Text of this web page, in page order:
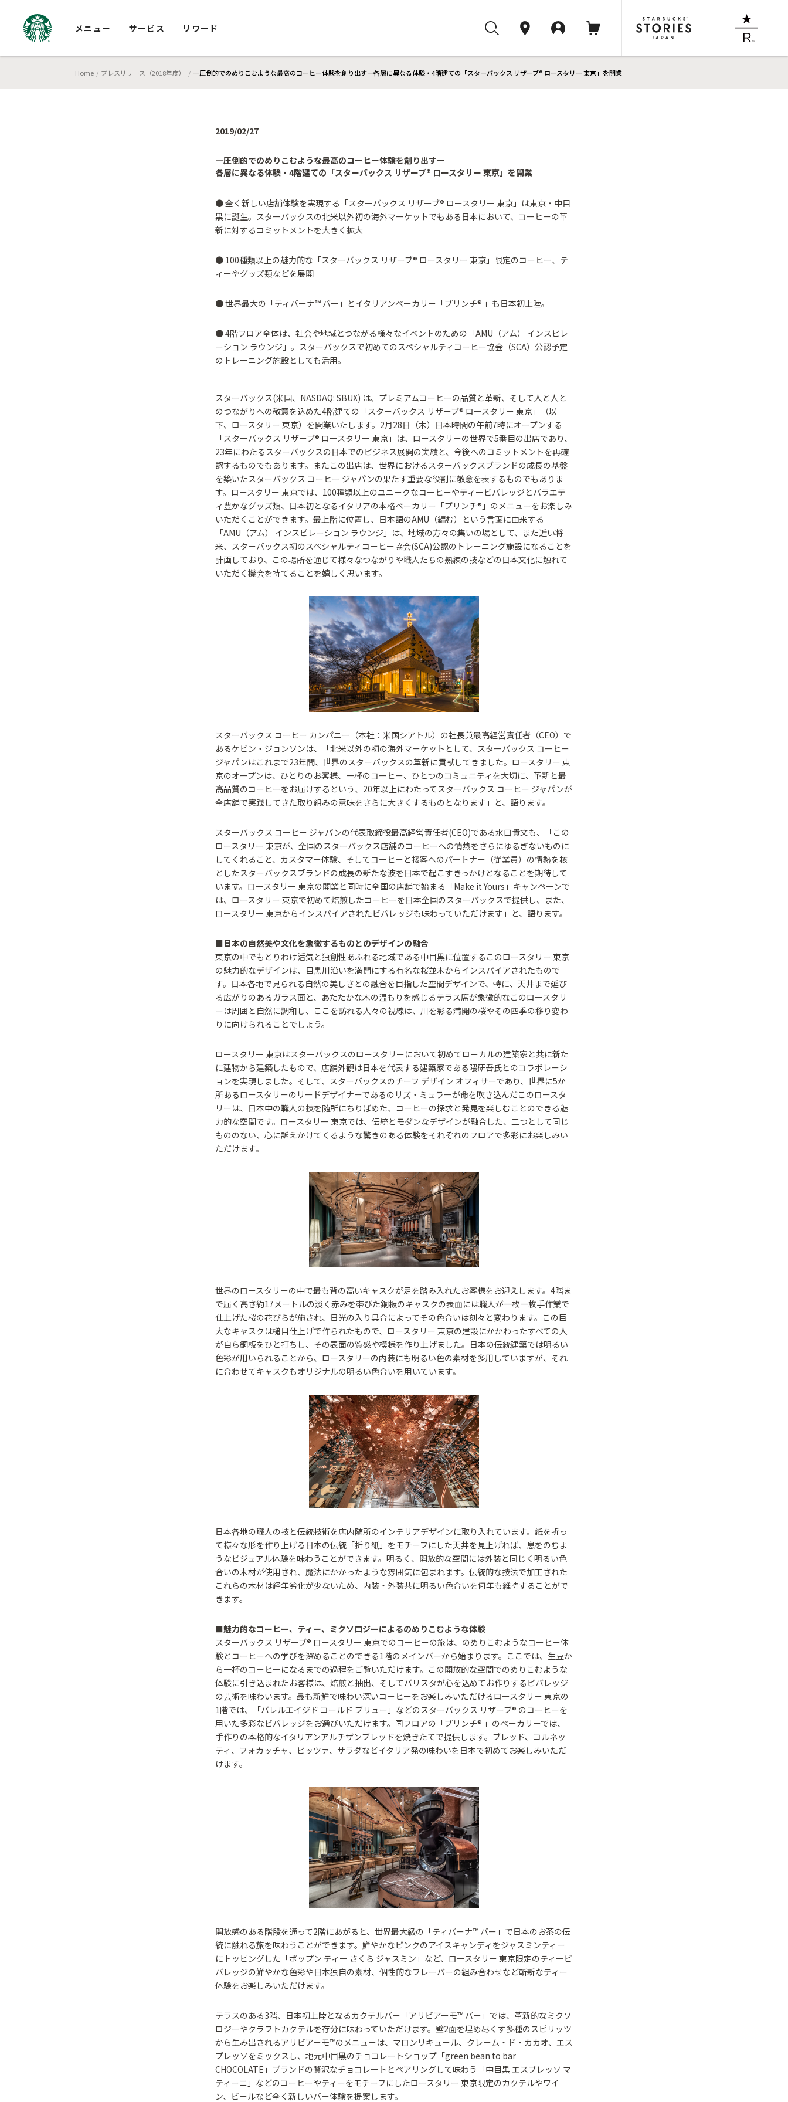
メニュー サービス リワード
Home プレスリリース（2018年度） ―圧倒的でのめりこむような最高のコーヒー体験を創り出すー各層に異なる体験・4階建ての「スターバックス リザーブ® ロースタリー 東京」を開業
2019/02/27
―圧倒的でのめりこむような最高のコーヒー体験を創り出すー
各層に異なる体験・4階建ての「スターバックス リザーブ® ロースタリー 東京」を開業
● 全く新しい店舗体験を実現する「スターバックス リザーブ® ロースタリー 東京」は東京・中目
黒に誕生。スターバックスの北米以外初の海外マーケットでもある日本において、コーヒーの革
新に対するコミットメントを大きく拡大
● 100種類以上の魅力的な「スターバックス リザーブ® ロースタリー 東京」限定のコーヒー、テ
ィーやグッズ類などを展開
● 世界最大の「ティバーナ™ バー」とイタリアンベーカリー「プリンチ® 」も日本初上陸。
● 4階フロア全体は、社会や地域とつながる様々なイベントのための「AMU（アム） インスピレ
ーション ラウンジ」。スターバックスで初めてのスペシャルティコーヒー協会（SCA）公認予定
のトレーニング施設としても活用。
スターバックス(米国、NASDAQ: SBUX) は、プレミアムコーヒーの品質と革新、そして人と人と
のつながりへの敬意を込めた4階建ての「スターバックス リザーブ® ロースタリー 東京」（以
下、ロースタリー 東京）を開業いたします。2月28日（木）日本時間の午前7時にオープンする
「スターバックス リザーブ® ロースタリー 東京」は、ロースタリーの世界で5番目の出店であり、
23年にわたるスターバックスの日本でのビジネス展開の実績と、今後へのコミットメントを再確
認するものでもあります。またこの出店は、世界におけるスターバックスブランドの成長の基盤
を築いたスターバックス コーヒー ジャパンの果たす重要な役割に敬意を表するものでもありま
す。ロースタリー 東京では、100種類以上のユニークなコーヒーやティービバレッジとバラエテ
ィ豊かなグッズ類、日本初となるイタリアの本格ベーカリー「プリンチ®」のメニューをお楽しみ
いただくことができます。最上階に位置し、日本語のAMU（編む）という言葉に由来する
「AMU（アム） インスピレーション ラウンジ」は、地域の方々の集いの場として、また近い将
来、スターバックス初のスペシャルティコーヒー協会(SCA)公認のトレーニング施設になることを
計画しており、この場所を通じて様々なつながりや職人たちの熟練の技などの日本文化に触れて
いただく機会を持てることを嬉しく思います。
スターバックス コーヒー カンパニー（本社：米国シアトル）の社長兼最高経営責任者（CEO）で
あるケビン・ジョンソンは、「北米以外の初の海外マーケットとして、スターバックス コーヒー
ジャパンはこれまで23年間、世界のスターバックスの革新に貢献してきました。ロースタリー 東
京のオープンは、ひとりのお客様、一杯のコーヒー、ひとつのコミュニティを大切に、革新と最
高品質のコーヒーをお届けするという、20年以上にわたってスターバックス コーヒー ジャパンが
全店舗で実践してきた取り組みの意味をさらに大きくするものとなります」と、語ります。
スターバックス コーヒー ジャパンの代表取締役最高経営責任者(CEO)である水口貴文も、「この
ロースタリー 東京が、全国のスターバックス店舗のコーヒーへの情熱をさらにゆるぎないものに
してくれること、カスタマー体験、そしてコーヒーと接客へのパートナー（従業員）の情熱を核
としたスターバックスブランドの成長の新たな波を日本で起こすきっかけとなることを期待して
います。ロースタリー 東京の開業と同時に全国の店舗で始まる「Make it Yours」キャンペーンで
は、ロースタリー 東京で初めて焙煎したコーヒーを日本全国のスターバックスで提供し、また、
ロースタリー 東京からインスパイアされたビバレッジも味わっていただけます」と、語ります。
■日本の自然美や文化を象徴するものとのデザインの融合
東京の中でもとりわけ活気と独創性あふれる地域である中目黒に位置するこのロースタリー 東京
の魅力的なデザインは、目黒川沿いを満開にする有名な桜並木からインスパイアされたもので
す。日本各地で見られる自然の美しさとの融合を目指した空間デザインで、特に、天井まで延び
る広がりのあるガラス面と、あたたかな木の温もりを感じるテラス席が象徴的なこのロースタリ
ーは周囲と自然に調和し、ここを訪れる人々の視線は、川を彩る満開の桜やその四季の移り変わ
りに向けられることでしょう。
ロースタリー 東京はスターバックスのロースタリーにおいて初めてローカルの建築家と共に新た
に建物から建築したもので、店舗外観は日本を代表する建築家である隈研吾氏とのコラボレーシ
ョンを実現しました。そして、スターバックスのチーフ デザイン オフィサーであり、世界に5か
所あるロースタリーのリードデザイナーであるのリズ・ミュラーが命を吹き込んだこのロースタ
リーは、日本中の職人の技を随所にちりばめた、コーヒーの探求と発見を楽しむことのできる魅
力的な空間です。ロースタリー 東京では、伝統とモダンなデザインが融合した、二つとして同じ
もののない、心に訴えかけてくるような驚きのある体験をそれぞれのフロアで多彩にお楽しみい
ただけます。
世界のロースタリーの中で最も背の高いキャスクが足を踏み入れたお客様をお迎えします。4階ま
で届く高さ約17メートルの淡く赤みを帯びた銅板のキャスクの表面には職人が一枚一枚手作業で
仕上げた桜の花びらが施され、日光の入り具合によってその色合いは刻々と変わります。この巨
大なキャスクは槌目仕上げで作られたもので、ロースタリー 東京の建設にかかわったすべての人
が自ら銅板をひと打ちし、その表面の質感や模様を作り上げました。日本の伝統建築では明るい
色彩が用いられることから、ロースタリーの内装にも明るい色の素材を多用していますが、それ
に合わせてキャスクもオリジナルの明るい色合いを用いています。
日本各地の職人の技と伝統技術を店内随所のインテリアデザインに取り入れています。紙を折っ
て様々な形を作り上げる日本の伝統「折り紙」をモチーフにした天井を見上げれば、息をのむよ
うなビジュアル体験を味わうことができます。明るく、開放的な空間には外装と同じく明るい色
合いの木材が使用され、魔法にかかったような雰囲気に包まれます。伝統的な技法で加工された
これらの木材は経年劣化が少ないため、内装・外装共に明るい色合いを何年も維持することがで
きます。
■魅力的なコーヒー、ティー、ミクソロジーによるのめりこむような体験
スターバックス リザーブ® ロースタリー 東京でのコーヒーの旅は、のめりこむようなコーヒー体
験とコーヒーへの学びを深めることのできる1階のメインバーから始まります。ここでは、生豆か
ら一杯のコーヒーになるまでの過程をご覧いただけます。この開放的な空間でのめりこむような
体験に引き込まれたお客様は、焙煎と抽出、そしてバリスタが心を込めてお作りするビバレッジ
の芸術を味わいます。最も新鮮で味わい深いコーヒーをお楽しみいただけるロースタリー 東京の
1階では、「バレルエイジド コールド ブリュー」などのスターバックス リザーブ® のコーヒーを
用いた多彩なビバレッジをお選びいただけます。同フロアの「プリンチ® 」のべーカリーでは、
手作りの本格的なイタリアンアルチザンブレッドを焼きたてで提供します。ブレッド、コルネッ
ティ、フォカッチャ、ピッツァ、サラダなどイタリア発の味わいを日本で初めてお楽しみいただ
けます。
開放感のある階段を通って2階にあがると、世界最大級の「ティバーナ™ バー」で日本のお茶の伝
統に触れる旅を味わうことができます。鮮やかなピンクのアイスキャンディをジャスミンティー
にトッピングした「ポップン ティー さくら ジャスミン」など、ロースタリー 東京限定のティービ
バレッジの鮮やかな色彩や日本独自の素材、個性的なフレーバーの組み合わせなど斬新なティー
体験をお楽しみいただけます。
テラスのある3階、日本初上陸となるカクテルバー「アリビアーモ™ バー」では、革新的なミクソ
ロジーやクラフトカクテルを存分に味わっていただけます。壁2面を埋め尽くす多種のスピリッツ
から生み出されるアリビアーモ™のメニューは、マロンリキュール、クレーム・ド・カカオ、エス
プレッソをミックスし、地元中目黒のチョコレートショップ「green bean to bar
CHOCOLATE」ブランドの贅沢なチョコレートとペアリングして味わう「中目黒 エスプレッソ マ
ティーニ」などのコーヒーやティーをモチーフにしたロースタリー 東京限定のカクテルやワイ
ン、ビールなど全く新しいバー体験を提案します。